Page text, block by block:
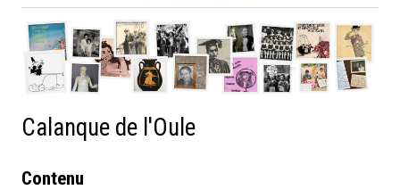
Calanque de l'Oule
Contenu